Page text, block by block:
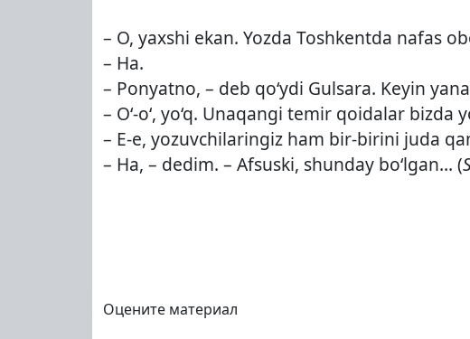
– O, yaxshi ekan. Yozda Toshkentda nafas
– Ha.
– Ponyatno, – deb qo‘ydi Gulsara. Keyin
– O‘-o‘, yo‘q. Unaqangi temir qoidalar
– E-e, yozuvchilaringiz ham bir-birini juda
– Ha, – dedim. – Afsuski, shunday bo‘lgan… (
Оцените материал